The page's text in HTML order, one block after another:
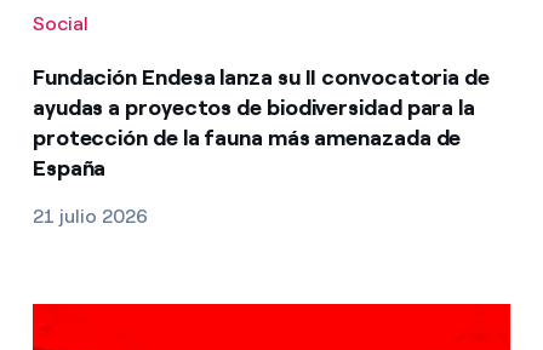
Social
Fundación Endesa lanza su II convocatoria de
ayudas a proyectos de biodiversidad para la
protección de la fauna más amenazada de
España
21 julio 2026